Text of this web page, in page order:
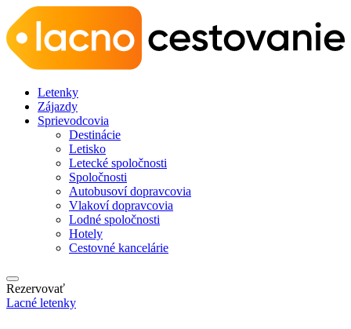
Letenky
Zájazdy
Sprievodcovia
Destinácie
Letisko
Letecké spoločnosti
Spoločnosti
Autobusoví dopravcovia
Vlakoví dopravcovia
Lodné spoločnosti
Hotely
Cestovné kancelárie
Rezervovať
Lacné letenky